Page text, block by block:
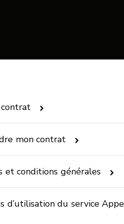
mon contrat
et conditions générales
d’utilisation du service